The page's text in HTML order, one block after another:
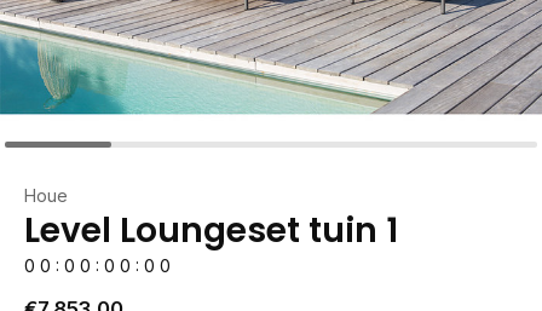
Houe
Level Loungeset tuin 1
0 0 : 0 0 : 0 0 : 0 0